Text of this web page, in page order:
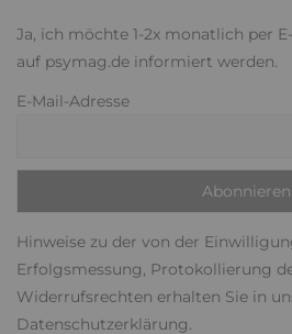
Ja, ich möchte 1-2x monatlich per
auf psymag.de informiert werden.
E-Mail-Adresse
Hinweise zu der von der
Erfolgsmessung, Protokollierung
Widerrufsrechten erhalten Sie in
Datenschutzerklärung.